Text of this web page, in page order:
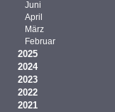
Juni
April
März
Februar
2025
2024
2023
2022
2021